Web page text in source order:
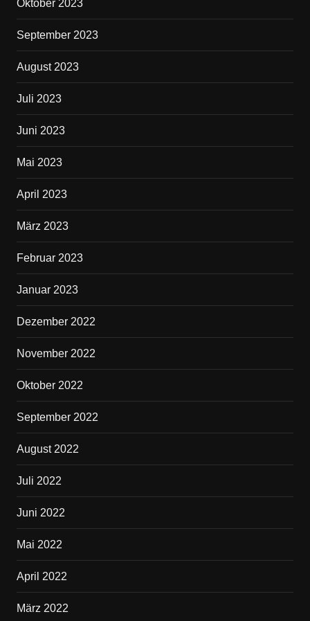
Oktober 2023
September 2023
August 2023
Juli 2023
Juni 2023
Mai 2023
April 2023
März 2023
Februar 2023
Januar 2023
Dezember 2022
November 2022
Oktober 2022
September 2022
August 2022
Juli 2022
Juni 2022
Mai 2022
April 2022
März 2022